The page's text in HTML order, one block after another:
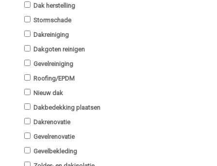
Dak herstelling
Stormschade
Dakreiniging
Dakgoten reinigen
Gevelreiniging
Roofing/EPDM
Nieuw dak
Dakbedekking plaatsen
Dakrenovatie
Gevelrenovatie
Gevelbekleding